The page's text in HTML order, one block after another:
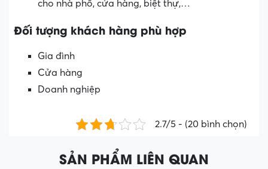
cho nhà phố, cửa hàng, biệt thự,…
Đối tượng khách hàng phù hợp
Gia đình
Cửa hàng
Doanh nghiệp
2.7/5 - (20 bình chọn)
SẢN PHẨM LIÊN QUAN